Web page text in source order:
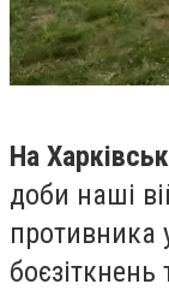
На
доби наші
противника